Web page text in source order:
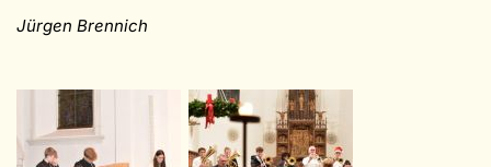
Jürgen Brennich